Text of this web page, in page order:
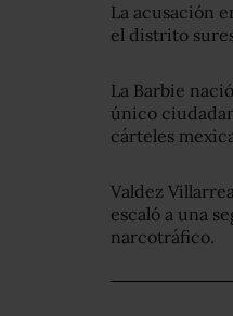
La acusación
el distrito
La Barbie
único
cárteles
Valdez
escaló a una
narcotráfico.